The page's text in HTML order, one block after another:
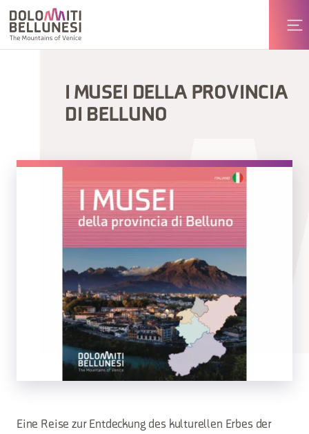
I MUSEI DELLA PROVINCIA
DI BELLUNO
Eine Reise zur Entdeckung des kulturellen Erbes der